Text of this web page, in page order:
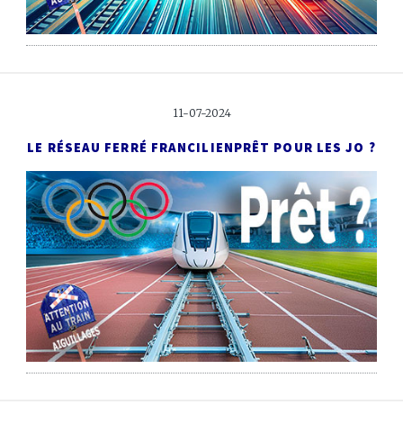
11-07-2024
LE RÉSEAU FERRÉ FRANCILIENPRÊT POUR LES JO ?